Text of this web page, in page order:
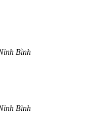
Bình
Bình